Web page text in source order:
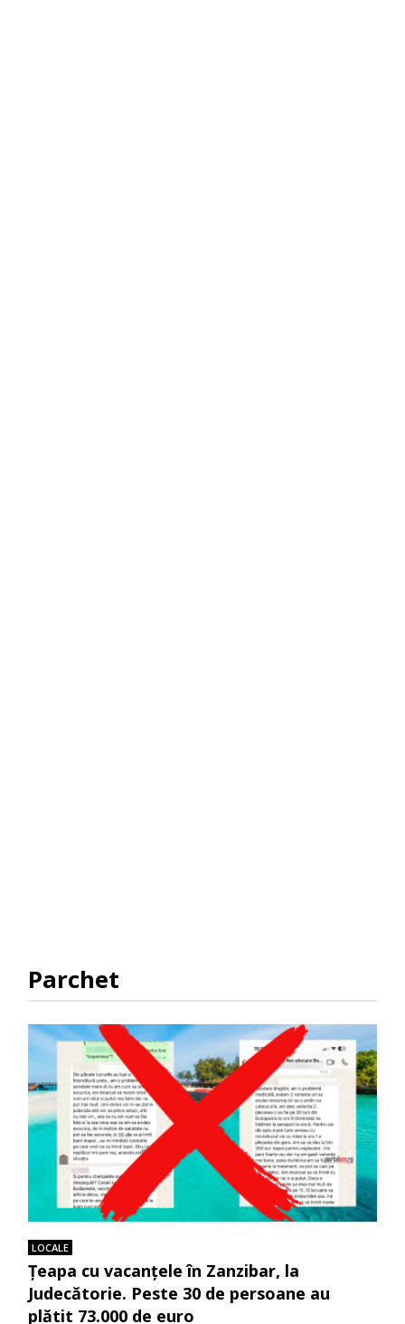
Parchet
LOCALE
Ţeapa cu vacanţele în Zanzibar, la
Judecătorie. Peste 30 de persoane au
plătit 73.000 de euro